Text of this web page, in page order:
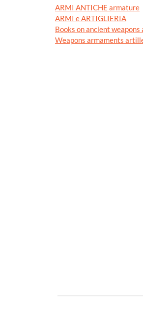
ARMI ANTICHE armature
ARMI e ARTIGLIERIA
Books on ancient weapons
Weapons armaments